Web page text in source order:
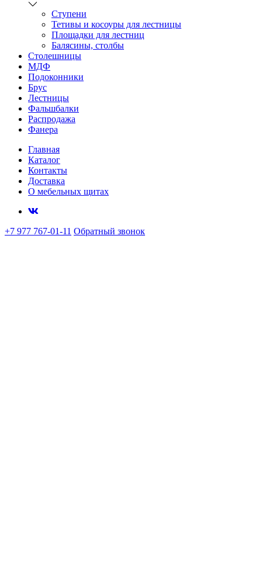
Ступени
Тетивы и косоуры для лестницы
Площадки для лестниц
Балясины, столбы
Столешницы
МДФ
Подоконники
Брус
Лестницы
Фальшбалки
Распродажа
Фанера
Главная
Каталог
Контакты
Доставка
О мебельных щитах
+7 977 767-01-11 Обратный звонок